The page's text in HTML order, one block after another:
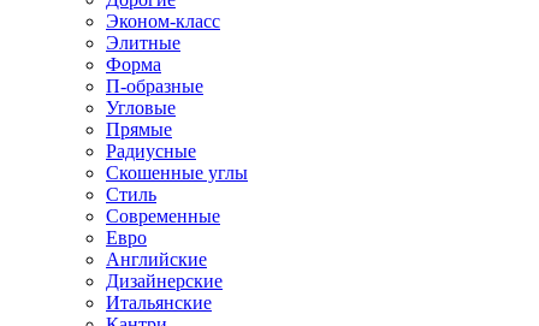
Эконом-класс
Элитные
Форма
П-образные
Угловые
Прямые
Радиусные
Скошенные углы
Стиль
Современные
Евро
Английские
Дизайнерские
Итальянские